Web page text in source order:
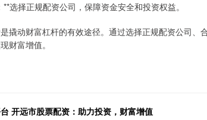
选择正规配资公司，保障资金安全和投资权益。
撬动财富杠杆的有效途径。通过选择正规配资公司
财富增值。
开远市股票配资：助力投资，财富增值